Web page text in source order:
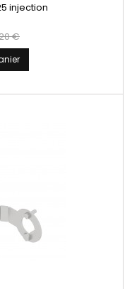
injection
€